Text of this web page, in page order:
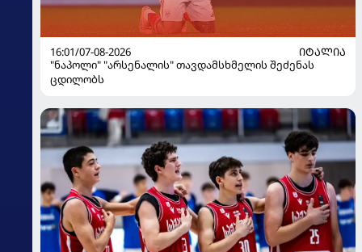
16:01/07-08-2026
ᲘᲢᲐᲚᲘᲐ
"ნაპოლი" "არსენალის" თავდამსხმელის შეძენას
ცდილობს